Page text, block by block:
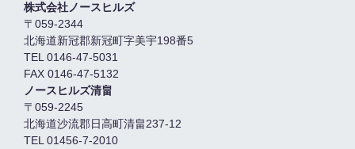
株式会社ノースヒルズ
〒059-2344
北海道新冠郡新冠町字美宇198番5
TEL 0146-47-5031
FAX 0146-47-5132
ノースヒルズ清畠
〒059-2245
北海道沙流郡日高町清畠237-12
TEL 01456-7-2010